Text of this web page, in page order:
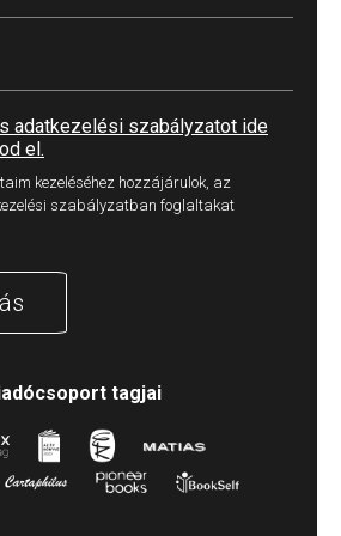
adatkezelési szabályzatot ide
el.
kezeléséhez hozzájárulok, az
szabályzatban foglaltakat
tagjai